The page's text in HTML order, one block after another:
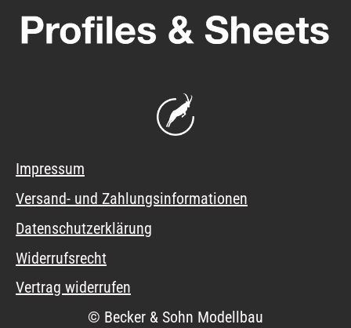
Impressum
Versand- und Zahlungsinformationen
Datenschutzerklärung
Widerrufsrecht
Vertrag widerrufen
© Becker & Sohn Modellbau